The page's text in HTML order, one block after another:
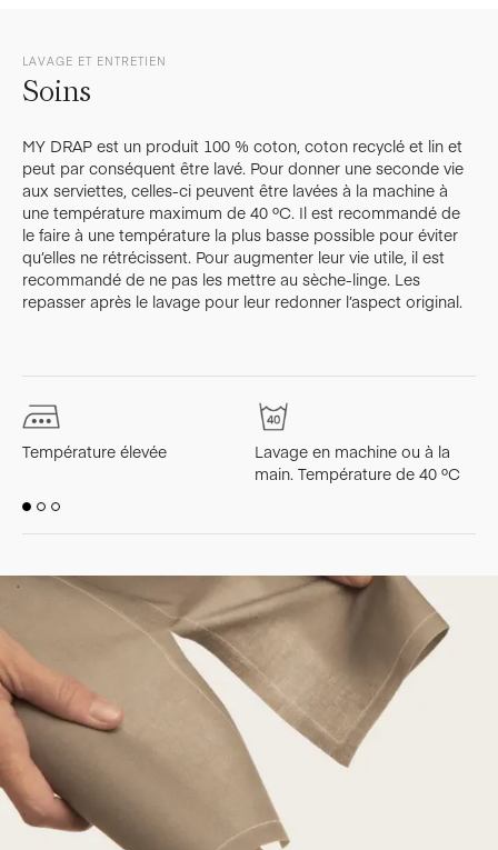
LAVAGE ET ENTRETIEN
Soins
MY DRAP est un produit 100 % coton, coton recyclé et lin et
peut par conséquent être lavé. Pour donner une seconde vie
aux serviettes, celles-ci peuvent être lavées à la machine à
une température maximum de 40 ºC. Il est recommandé de
le faire à une température la plus basse possible pour éviter
qu’elles ne rétrécissent. Pour augmenter leur vie utile, il est
recommandé de ne pas les mettre au sèche-linge. Les
repasser après le lavage pour leur redonner l’aspect original.
Température élevée
Lavage en machine ou à la
main. Température de 40 ºC